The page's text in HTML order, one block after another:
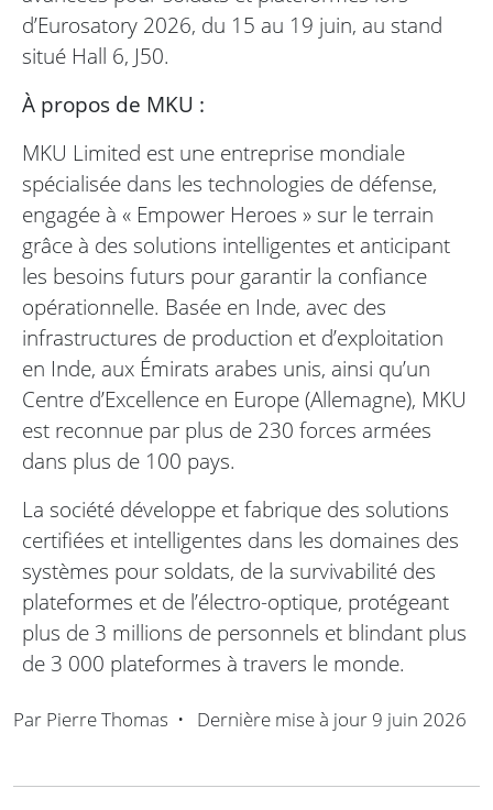
d’Eurosatory 2026, du 15 au 19 juin, au stand
situé Hall 6, J50.
À propos de MKU :
MKU Limited est une entreprise mondiale
spécialisée dans les technologies de défense,
engagée à « Empower Heroes » sur le terrain
grâce à des solutions intelligentes et anticipant
les besoins futurs pour garantir la confiance
opérationnelle. Basée en Inde, avec des
infrastructures de production et d’exploitation
en Inde, aux Émirats arabes unis, ainsi qu’un
Centre d’Excellence en Europe (Allemagne), MKU
est reconnue par plus de 230 forces armées
dans plus de 100 pays.
La société développe et fabrique des solutions
certifiées et intelligentes dans les domaines des
systèmes pour soldats, de la survivabilité des
plateformes et de l’électro-optique, protégeant
plus de 3 millions de personnels et blindant plus
de 3 000 plateformes à travers le monde.
Par Pierre Thomas • Dernière mise à jour 9 juin 2026